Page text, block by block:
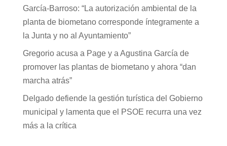
García-Barroso: “La autorización ambiental de la
planta de biometano corresponde íntegramente a
la Junta y no al Ayuntamiento”
Gregorio acusa a Page y a Agustina García de
promover las plantas de biometano y ahora “dan
marcha atrás”
Delgado defiende la gestión turística del Gobierno
municipal y lamenta que el PSOE recurra una vez
más a la crítica